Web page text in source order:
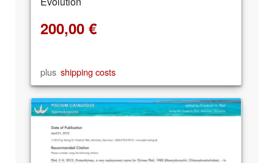
200,00 €
plus shipping costs